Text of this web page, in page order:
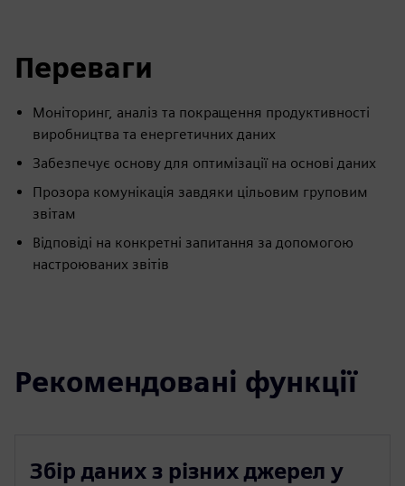
Переваги
Моніторинг, аналіз та покращення продуктивності
виробництва та енергетичних даних
Забезпечує основу для оптимізації на основі даних
Прозора комунікація завдяки цільовим груповим
звітам
Відповіді на конкретні запитання за допомогою
настроюваних звітів
Рекомендовані функції
Збір даних з різних джерел у